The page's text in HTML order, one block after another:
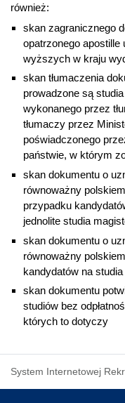
również:
skan zagranicznego
opatrzonego apostille
wyższych w kraju
skan tłumaczenia
prowadzone są
wykonanego przez
tłumaczy przez
poświadczonego
państwie, w którym
skan dokumentu o
równoważny
przypadku
jednolite studia
skan dokumentu o
równoważny
kandydatów na
skan dokumentu
studiów bez
których to dotyczy
System Internetowej